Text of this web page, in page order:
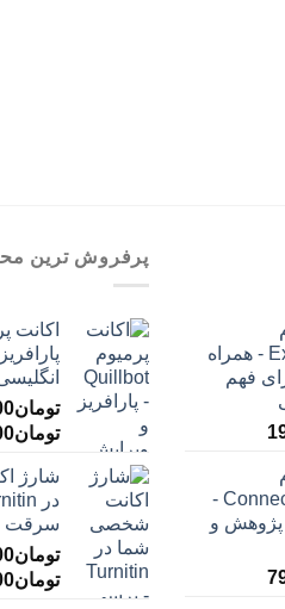
Explainpaper - همراه
فهم
Connected Papers -
و
پرفروش ترین
تومان
تومان
شارژ
سرقت
تومان
تومان